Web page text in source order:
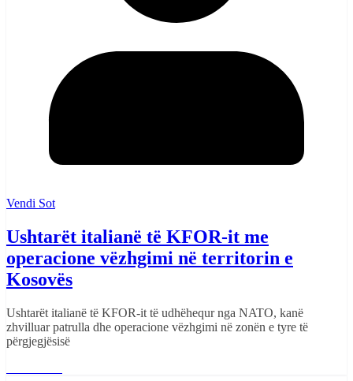
Vendi Sot
Ushtarët italianë të KFOR-it me
operacione vëzhgimi në territorin e
Kosovës
Ushtarët italianë të KFOR-it të udhëhequr nga NATO, kanë
zhvilluar patrulla dhe operacione vëzhgimi në zonën e tyre të
përgjegjësisë